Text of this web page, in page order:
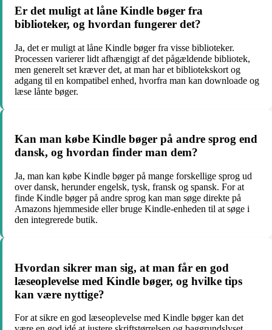
Er det muligt at låne Kindle bøger fra
biblioteker, og hvordan fungerer det?
Ja, det er muligt at låne Kindle bøger fra visse biblioteker.
Processen varierer lidt afhængigt af det pågældende bibliotek,
men generelt set kræver det, at man har et bibliotekskort og
adgang til en kompatibel enhed, hvorfra man kan downloade og
læse lånte bøger.
Kan man købe Kindle bøger på andre sprog end
dansk, og hvordan finder man dem?
Ja, man kan købe Kindle bøger på mange forskellige sprog ud
over dansk, herunder engelsk, tysk, fransk og spansk. For at
finde Kindle bøger på andre sprog kan man søge direkte på
Amazons hjemmeside eller bruge Kindle-enheden til at søge i
den integrerede butik.
Hvordan sikrer man sig, at man får en god
læseoplevelse med Kindle bøger, og hvilke tips
kan være nyttige?
For at sikre en god læseoplevelse med Kindle bøger kan det